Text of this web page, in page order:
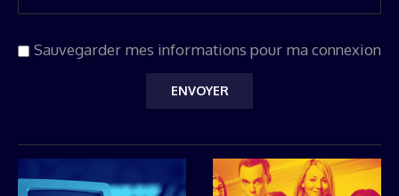
Sauvegarder mes informations pour ma connexion